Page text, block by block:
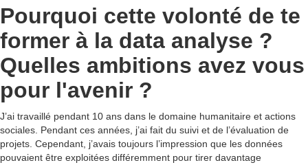
Pourquoi cette volonté de te
former à la data analyse ?
Quelles ambitions avez vous
pour l'avenir ?
J’ai travaillé pendant 10 ans dans le domaine humanitaire et actions
sociales. Pendant ces années, j’ai fait du suivi et de l’évaluation de
projets. Cependant, j’avais toujours l’impression que les données
pouvaient être exploitées différemment pour tirer davantage